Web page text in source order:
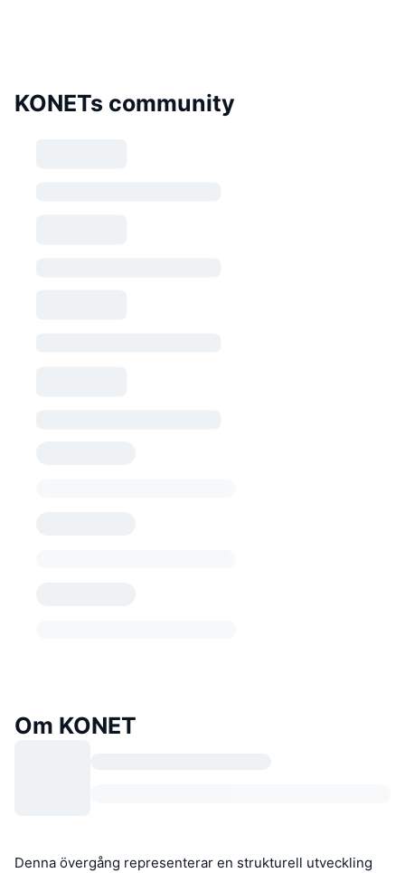
KONETs community
Om KONET
Denna övergång representerar en strukturell utveckling